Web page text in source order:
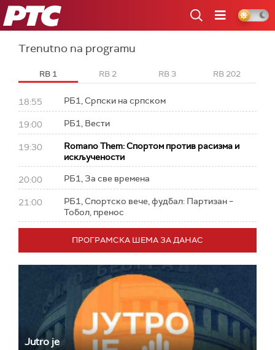
RTS
Trenutno na programu
RB 1 RB 2 RB 3 RB 202
18:55 РБ1, Српски на српском
19:00 РБ1, Вести
19:30
Romano Them: Спортом против расизма и
искључености
20:00 РБ1, За све времена
21:00
РБ1, Спортско вече, фудбал: Партизан –
Тобол, пренос
ПРОГРАМСКА ШЕМА ЗА ДАНАС
Jutro je